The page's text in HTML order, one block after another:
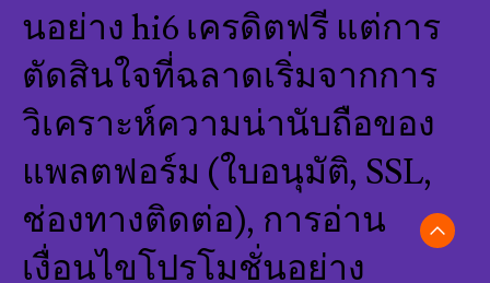
นอย่าง hi6 เครดิตฟรี แต่การ
ตัดสินใจที่ฉลาดเริ่มจากการ
วิเคราะห์ความน่านับถือของ
แพลตฟอร์ม (ใบอนุมัติ, SSL,
ช่องทางติดต่อ), การอ่าน
เงื่อนไขโปรโมชั่นอย่าง